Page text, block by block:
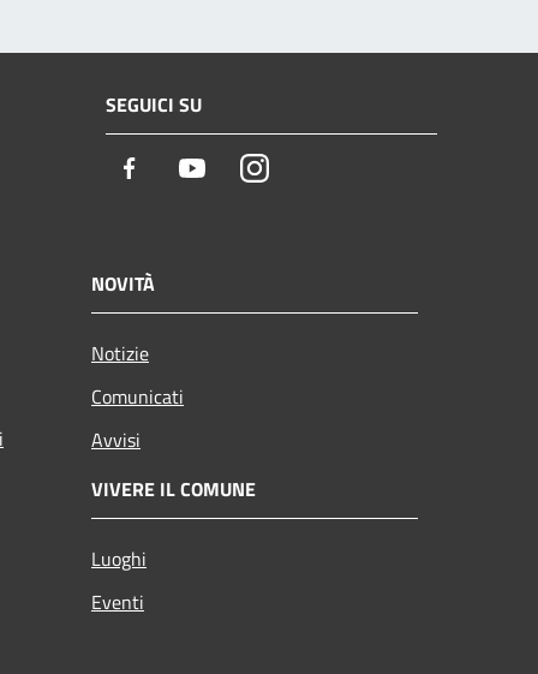
SEGUICI SU
Facebook YoutubeInstagram
NOVITÀ
Notizie
Comunicati
Avvisi
VIVERE IL COMUNE
Luoghi
Eventi